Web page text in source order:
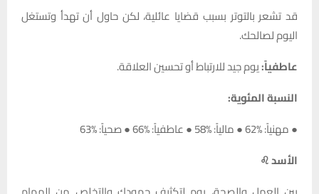
قد تشعر بالتوتر بسبب قضايا عائلية، لكن حاول أن تهدأ وتستغل
اليوم لصالحك.
عاطفياً:يوم جيد للارتباط أو تحسين العلاقة.
النسبة المئوية:
● مهنياً: %62 ● مالياً: %58 ● عاطفياً: %66 ● صحياً: %63
الأسد ♌